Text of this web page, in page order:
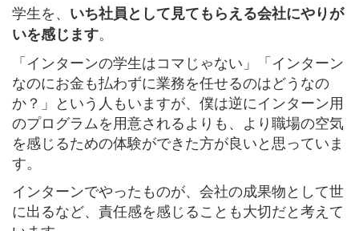
学生を、 いち社員として見てもらえる会社にやりが
いを感じます。
「インターンの学生はコマじゃない」「インターン
なのにお金も払わずに業務を任せるのはどうなの
か？」という人もいますが、僕は逆にインターン用
のプログラムを用意されるよりも、より職場の空気
を感じるための体験ができた方が良いと思っていま
す。
インターンでやったものが、会社の成果物として世
に出るなど、責任感を感じることも大切だと考えて